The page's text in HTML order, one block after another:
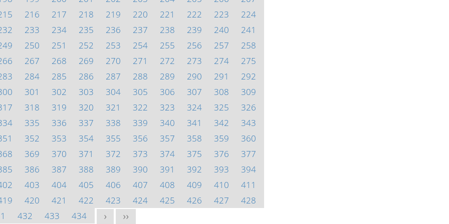
216 217 218 219 220 221 222 223
224
233 234 235 236 237 238 239 240
241
250 251 252 253 254 255 256 257
258
267 268 269 270 271 272 273 274
275
284 285 286 287 288 289 290 291
292
301 302 303 304 305 306 307 308
309
318 319 320 321 322 323 324 325
326
335 336 337 338 339 340 341 342
343
352 353 354 355 356 357 358 359
360
369 370 371 372 373 374 375 376
377
386 387 388 389 390 391 392 393
394
403 404 405 406 407 408 409 410
411
420 421 422 423 424 425 426 427
428
432 433 434 > >>